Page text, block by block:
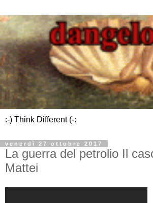
:-) Think Different (-:
venerdì 27 ottobre 2017
La guerra del petrolio Il
Mattei